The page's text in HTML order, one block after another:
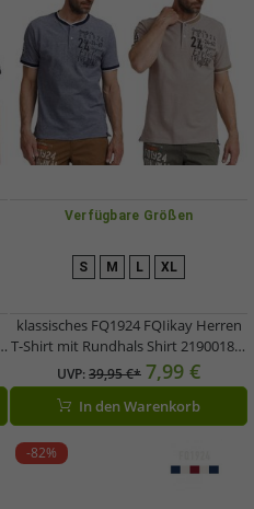
Verfügbare Größen
S M L XL
klassisches FQ1924 FQIikay Herren
T-Shirt mit Rundhals Shirt 21900187-
ME Blau oder Braun
UVP:39,95 €* 7,99 €
In den Warenkorb
-82%